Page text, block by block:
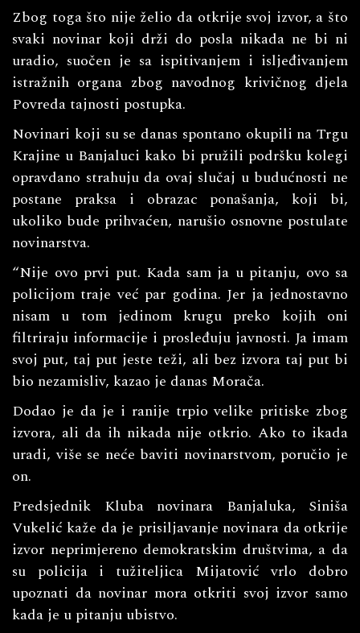
Zbog toga što nije želio da otkrije svoj izvor, a što
svaki novinar koji drži do posla nikada ne bi ni
uradio, suočen je sa ispitivanjem i isljeđivanjem
istražnih organa zbog navodnog krivičnog djela
Povreda tajnosti postupka.
Novinari koji su se danas spontano okupili na Trgu
Krajine u Banjaluci kako bi pružili podršku kolegi
opravdano strahuju da ovaj slučaj u budućnosti ne
postane praksa i obrazac ponašanja, koji bi,
ukoliko bude prihvaćen, narušio osnovne postulate
novinarstva.
“Nije ovo prvi put. Kada sam ja u pitanju, ovo sa
policijom traje već par godina. Jer ja jednostavno
nisam u tom jedinom krugu preko kojih oni
filtriraju informacije i prosleđuju javnosti. Ja imam
svoj put, taj put jeste teži, ali bez izvora taj put bi
bio nezamisliv, kazao je danas Morača.
Dodao je da je i ranije trpio velike pritiske zbog
izvora, ali da ih nikada nije otkrio. Ako to ikada
uradi, više se neće baviti novinarstvom, poručio je
on.
Predsjednik Kluba novinara Banjaluka, Siniša
Vukelić kaže da je prisiljavanje novinara da otkrije
izvor neprimjereno demokratskim društvima, a da
su policija i tužiteljica Mijatović vrlo dobro
upoznati da novinar mora otkriti svoj izvor samo
kada je u pitanju ubistvo.